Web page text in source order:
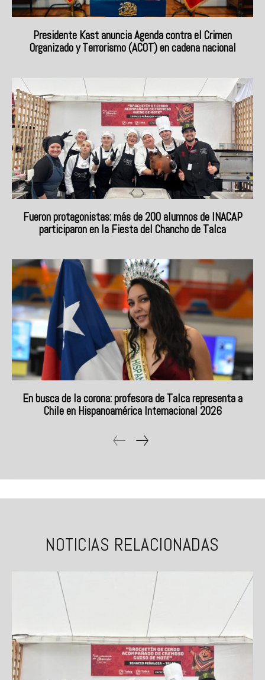
Presidente Kast anuncia Agenda contra el Crimen
Organizado y Terrorismo (ACOT) en cadena nacional
Fueron protagonistas: más de 200 alumnos de INACAP
participaron en la Fiesta del Chancho de Talca
En busca de la corona: profesora de Talca representa a
Chile en Hispanoamérica Internacional 2026
NOTICIAS RELACIONADAS